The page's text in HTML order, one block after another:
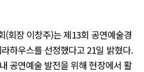
(회장 이창주)는 제13회 공연예술경
하우스를 선정했다고 21일 밝혔다.
공연예술 발전을 위해 현장에서 활